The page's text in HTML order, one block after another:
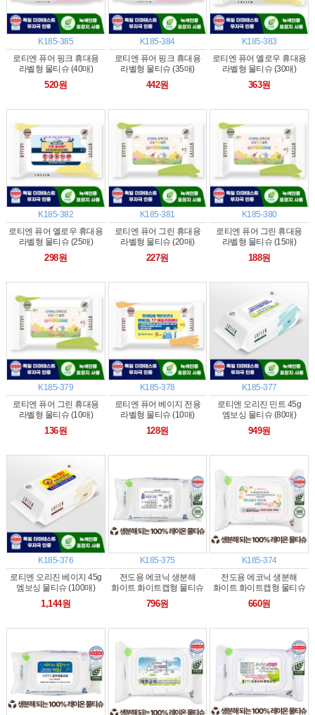
K185-385
로티엔 퓨어 핑크 휴대용
라벨형 물티슈 (40매)
520원
K185-384
로티엔 퓨어 핑크 휴대용
라벨형 물티슈 (35매)
442원
K185-383
로티엔 퓨어 옐로우 휴대용
라벨형 물티슈 (30매)
363원
K185-382
로티엔 퓨어 옐로우 휴대용
라벨형 물티슈 (25매)
298원
K185-381
로티엔 퓨어 그린 휴대용
라벨형 물티슈 (20매)
227원
K185-380
로티엔 퓨어 그린 휴대용
라벨형 물티슈 (15매)
188원
K185-379
로티엔 퓨어 그린 휴대용
라벨형 물티슈 (10매)
136원
K185-378
로티엔 퓨어 베이지 전용
라벨형 물티슈 (10매)
128원
K185-377
로티엔 오리진 민트 45g
엠보싱 물티슈 (80매)
949원
K185-376
로티엔 오리진 베이지 45g
엠보싱 물티슈 (100매)
1,144원
K185-375
전도용 에코닉 생분해
화이트 화이트캡형 물티슈
60g (25/30매)
796원
K185-374
전도용 에코닉 생분해
화이트 화이트캡형 물티슈
60g (20매)
660원